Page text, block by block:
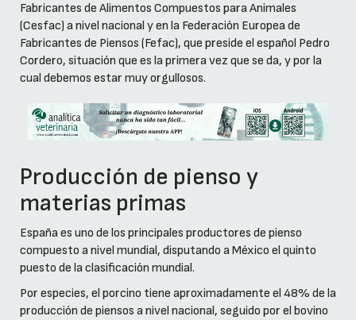
Fabricantes de Alimentos Compuestos para Animales
(Cesfac) a nivel nacional y en la Federación Europea de
Fabricantes de Piensos (Fefac), que preside el español Pedro
Cordero, situación que es la primera vez que se da, y por la
cual debemos estar muy orgullosos.
Producción de pienso y
materias primas
España es uno de los principales productores de pienso
compuesto a nivel mundial, disputando a México el quinto
puesto de la clasificación mundial.
Por especies, el porcino tiene aproximadamente el 48% de la
producción de piensos a nivel nacional, seguido por el bovino